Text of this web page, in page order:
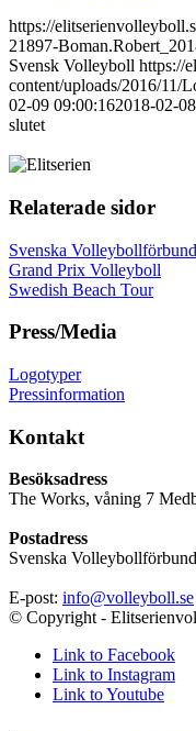
https://
21897-
Svensk Volleyboll https://
content/uploads/2016/11/
02-09 09:00:162018-02-
slutet
Relaterade sidor
Svenska
Grand Prix Volleyboll
Swedish Beach Tour
Press/Media
Logotyper
Pressinformation
Kontakt
Besöksadress
The Works, våning 7
Postadress
Svenska
E-post: info@volleyboll.se
© Copyright -
Link to Facebook
Link to Instagram
Link to Youtube